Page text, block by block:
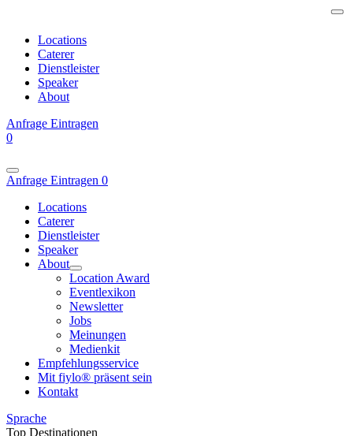
Locations
Caterer
Dienstleister
Speaker
About
Anfrage Eintragen
0
Anfrage Eintragen 0
Locations
Caterer
Dienstleister
Speaker
About
Location Award
Eventlexikon
Newsletter
Jobs
Meinungen
Medienkit
Empfehlungsservice
Mit fiylo® präsent sein
Kontakt
Sprache
Top Destinationen